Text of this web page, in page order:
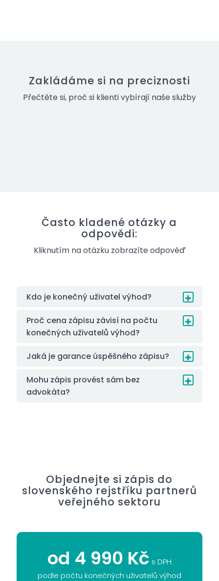
Zakládáme si na preciznosti
Přečtěte si, proč si klienti vybírají naše služby
Často kladené otázky a
odpovědi:
Kliknutím na otázku zobrazíte odpověď
Kdo je konečný uživatel výhod?
Proč cena zápisu závisí na počtu
konečných uživatelů výhod?
Jaká je garance úspěšného zápisu?
Mohu zápis provést sám bez
advokáta?
Objednejte si zápis do
slovenského rejstříku partnerů
veřejného sektoru
od 4 990 Kč s DPH
podle počtu konečných uživatelů výhod